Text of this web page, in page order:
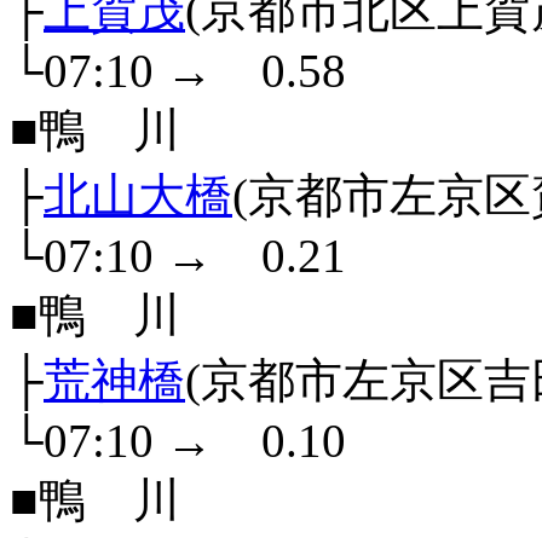
└07:10 →
0.58
■鴨 川
├北山大橋(京都市左京
└07:10 →
0.21
■鴨 川
├荒神橋(京都市左京区
└07:10 →
0.10
■鴨 川